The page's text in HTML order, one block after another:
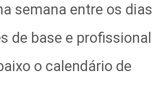
semana entre os dias
de base e profissional
o calendário de